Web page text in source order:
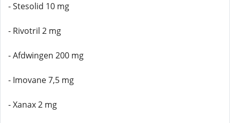
- Stesolid 10 mg
- Rivotril 2 mg
- Afdwingen 200 mg
- Imovane 7,5 mg
- Xanax 2 mg